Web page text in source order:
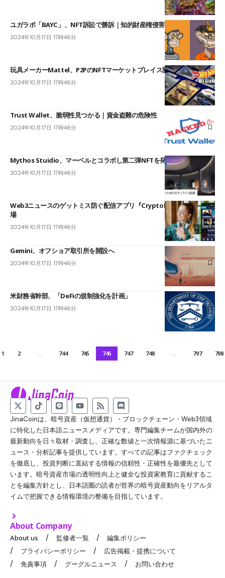
ユガラボ「BAYC」、NFT訴訟で勝訴｜知的財産権侵害を主張
2024年10月17日 17時46分
玩具メーカーMattel、P2PのNFTマーケットプレイス開設
2024年10月17日 17時46分
Trust Wallet、脆弱性見つかる｜資金盗難の危険性
2024年10月17日 17時46分
Mythos Stuidio、マーベルとコラボし第二弾NFTを発表
2024年10月17日 17時46分
Web3ニュースのゲットミス防ぐ配信アプリ『CryptoNewsMedia』登
場
2024年10月17日 17時46分
Gemini、オフショア取引所を開設へ
2024年10月17日 17時46分
米財務省幹部、「DeFiの規制強化を計画」
2024年10月17日 17時46分
1 2 744 745 746 747 748 797 798
JinaCoinは、暗号資産（仮想通貨）・ブロックチェーン・Web3領域
に特化した日本語ニュースメディアです。専門編集チームが国内外の
最新動向を日々取材・調査し、正確な数値と一次情報源に基づいたニ
ュース・分析記事を提供しています。すべての記事はファクチェック
を徹底し、投資判断に直結する情報の信頼性・正確性を最優先として
います。暗号資産市場の透明性向上と健全な投資家教育に貢献するこ
とを編集方針とし、日本語圏の読者が世界の暗号資産動向をリアルタ
イムで把握できる情報環境の整備を目指しています。
About Company
About us 監修者一覧
編集ポリシー
プライバシーポリシー
広告掲載・提携について
免責事項
グーグルニュース お問い合わせ